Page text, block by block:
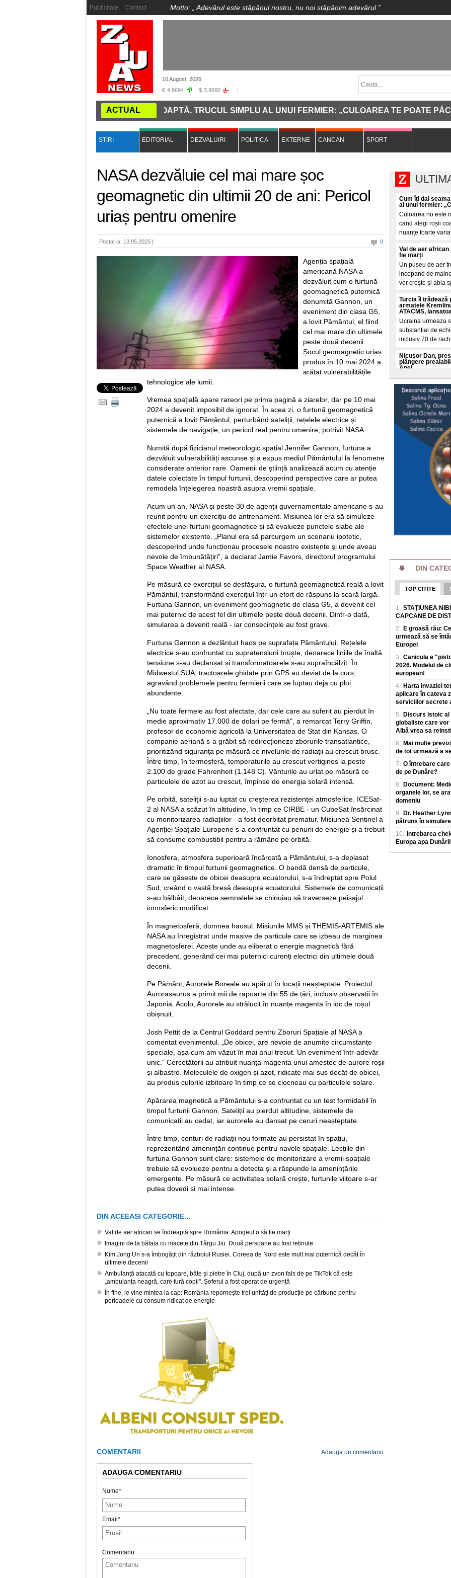
Publicitate Contact Motto: „ Adevărul este stăpânul nostru, nu noi stăpânim adevărul”
10 August, 2026
€ 4.8694 $ 3.9660
ACTUAL
SEAMA DACĂ O ROȘIE ESTE COAPTĂ. TRUCUL SIMPLU AL UNUI FERMIER: „CULOAREA TE POATE PĂCĂLI"
STIRI EDITORIAL DEZVALUIRI POLITICA EXTERNE CANCAN SPORT
NASA dezvăluie cel mai mare șoc
geomagnetic din ultimii 20 de ani: Pericol
uriaș pentru omenire
Postat la: 13.05.2025 | 0
Agenția spațială
americană NASA a
dezvăluit cum o furtună
geomagnetică puternică
denumită Gannon, un
eveniment din clasa G5,
a lovit Pământul, el fiind
cel mai mare din ultimele
peste două decenii.
Șocul geomagnetic uriaș
produs în 10 mai 2024 a
arătat vulnerabilitățile
tehnologice ale lumii.
Vremea spațială apare rareori pe prima pagină a ziarelor, dar pe 10 mai
2024 a devenit imposibil de ignorat. În acea zi, o furtună geomagnetică
puternică a lovit Pământul, perturbând sateliții, rețelele electrice și
sistemele de navigație, un pericol real pentru omenire, potrivit NASA.
Numită după fizicianul meteorologic spațial Jennifer Gannon, furtuna a
dezvăluit vulnerabilități ascunse și a expus mediul Pământului la fenomene
considerate anterior rare. Oamenii de știință analizează acum cu atenție
datele colectate în timpul furtunii, descoperind perspective care ar putea
remodela înțelegerea noastră asupra vremii spațiale.
Acum un an, NASA și peste 30 de agenții guvernamentale americane s-au
reunit pentru un exercițiu de antrenament. Misiunea lor era să simuleze
efectele unei furtuni geomagnetice și să evalueze punctele slabe ale
sistemelor existente. „Planul era să parcurgem un scenariu ipotetic,
descoperind unde funcționau procesele noastre existente și unde aveau
nevoie de îmbunătățiri", a declarat Jamie Favors, directorul programului
Space Weather al NASA.
Pe măsură ce exercițiul se desfășura, o furtună geomagnetică reală a lovit
Pământul, transformând exercițiul într-un efort de răspuns la scară largă.
Furtuna Gannon, un eveniment geomagnetic de clasa G5, a devenit cel
mai puternic de acest fel din ultimele peste două decenii. Dintr-o dată,
simularea a devenit reală - iar consecințele au fost grave.
Furtuna Gannon a dezlănțuit haos pe suprafața Pământului. Rețelele
electrice s-au confruntat cu supratensiuni bruște, deoarece liniile de înaltă
tensiune s-au declanșat și transformatoarele s-au supraîncălzit. În
Midwestul SUA, tractoarele ghidate prin GPS au deviat de la curs,
agravând problemele pentru fermierii care se luptau deja cu ploi
abundente.
„Nu toate fermele au fost afectate, dar cele care au suferit au pierdut în
medie aproximativ 17.000 de dolari pe fermă", a remarcat Terry Griffin,
profesor de economie agricolă la Universitatea de Stat din Kansas. O
companie aeriană s-a grăbit să redirecționeze zborurile transatlantice,
prioritizând siguranța pe măsură ce nivelurile de radiații au crescut brusc.
Între timp, în termosferă, temperaturile au crescut vertiginos la peste
2.100 de grade Fahrenheit (1.148 C). Vânturile au urlat pe măsură ce
particulele de azot au crescut, împinse de energia solară intensă.
Pe orbită, sateliții s-au luptat cu creșterea rezistenței atmosferice. ICESat-
2 al NASA a scăzut în altitudine, în timp ce CIRBE - un CubeSat însărcinat
cu monitorizarea radiațiilor - a fost deorbitat prematur. Misiunea Sentinel a
Agenției Spațiale Europene s-a confruntat cu penurii de energie și a trebuit
să consume combustibil pentru a rămâne pe orbită.
Ionosfera, atmosfera superioară încărcată a Pământului, s-a deplasat
dramatic în timpul furtunii geomagnetice. O bandă densă de particule,
care se găsește de obicei deasupra ecuatorului, s-a îndreptat spre Polul
Sud, creând o vastă breșă deasupra ecuatorului. Sistemele de comunicații
s-au bâlbâit, deoarece semnalele se chinuiau să traverseze peisajul
ionosferic modificat.
În magnetosferă, domnea haosul. Misiunile MMS și THEMIS-ARTEMIS ale
NASA au înregistrat unde masive de particule care se izbeau de marginea
magnetosferei. Aceste unde au eliberat o energie magnetică fără
precedent, generând cei mai puternici curenți electrici din ultimele două
decenii.
Pe Pământ, Aurorele Boreale au apărut în locații neașteptate. Proiectul
Aurorasaurus a primit mii de rapoarte din 55 de țări, inclusiv observații în
Japonia. Acolo, Aurorele au strălucit în nuanțe magenta în loc de roșul
obișnuit.
Josh Pettit de la Centrul Goddard pentru Zboruri Spațiale al NASA a
comentat evenimentul. „De obicei, are nevoie de anumite circumstanțe
speciale, așa cum am văzut în mai anul trecut. Un eveniment într-adevăr
unic." Cercetătorii au atribuit nuanța magenta unui amestec de aurore roșii
și albastre. Moleculele de oxigen și azot, ridicate mai sus decât de obicei,
au produs culorile izbitoare în timp ce se ciocneau cu particulele solare.
Apărarea magnetică a Pământului s-a confruntat cu un test formidabil în
timpul furtunii Gannon. Sateliții au pierdut altitudine, sistemele de
comunicații au cedat, iar aurorele au dansat pe ceruri neașteptate.
Între timp, centuri de radiații nou formate au persistat în spațiu,
reprezentând amenințări continue pentru navele spațiale. Lecțiile din
furtuna Gannon sunt clare: sistemele de monitorizare a vremii spațiale
trebuie să evolueze pentru a detecta și a răspunde la amenințările
emergente. Pe măsură ce activitatea solară crește, furtunile viitoare s-ar
putea dovedi și mai intense.
DIN ACEEASI CATEGORIE...
Val de aer african se îndreaptă spre România. Apogeul o să fie marți
Imagini de la bătaia cu macete din Târgu Jiu. Două persoane au fost reținute
Kim Jong Un s-a îmbogățit din războiul Rusiei. Coreea de Nord este mult mai puternică decât în
ultimele decenii
Ambulanță atacată cu topoare, bâte și pietre în Cluj, după un zvon fals de pe TikTok că este
„ambulanța neagră, care fură copii". Șoferul a fost operat de urgență
În fine, le vine mintea la cap: România repornește trei unități de producție pe cărbune pentru
perioadele cu consum ridicat de energie
COMENTARII Adauga un comentariu
ADAUGA COMENTARIU
Nume*
Email*
Comentariu
Cum îți dai
al unui fermier:
Culoarea nu este
cand alegi roșii
nuanțe foarte
Val de aer
fie marți
Un puseu de aer
incepand de
vor crește și abia
Turcia îl trădează
armatele
ATACMS,
Ucraina urmeaza
substanțial de
inclusiv 70 de
Nicușor Dan,
plângere
Apel
Partidul Romania
București pentru
nominaliza un
Imagini de la
persoane au fost
Trei barbați s-au
strada din Targu
violente au fost
Pe Polymarket
de prim-ministru
are 48% șanse
Alexandru
pe platforma de
de viitor premier
Kim Jong Un s-a
Nord este mult
Razboiul
FIFA, reacție
FIFA a criticat
și continuu" de a
Ambulanță
un zvon fals de
fură copii".
Un echipaj al
crezut un zvon
DIN
TOP CITITE
1. STAȚIUNEA
CAPCANE DE
2. E groasă rău:
urmează să se
Europei
3. Canicula e
2026. Modelul de
european!
4. Harta invaziei
aplicare în cateva
serviciilor secrete
5. Discurs istoic
globaliste care vor
Albă vrea sa
6. Mai multe
de tot urmează a
7. O întrebare
de pe Dunăre?
8. Document:
organele lor, se
domeniu
9. Dr. Heather
pătruns în
10. Intrebarea
Europa apa